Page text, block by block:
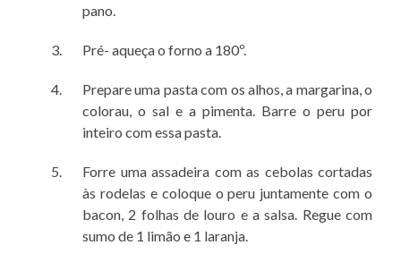
pano.
Pré- aqueça o forno a 180º.
Prepare uma pasta com os alhos, a margarina, o
colorau, o sal e a pimenta. Barre o peru por
inteiro com essa pasta.
Forre uma assadeira com as cebolas cortadas
às rodelas e coloque o peru juntamente com o
bacon, 2 folhas de louro e a salsa. Regue com
sumo de 1 limão e 1 laranja.